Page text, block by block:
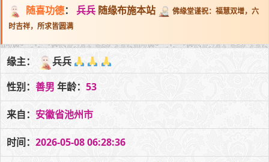
随喜功德： 兵兵 随缘布施本站
佛缘堂谨祝：福慧双增，六
时吉祥，所求皆圆满
缘主：
兵兵
性别： 善男 年龄： 53
来自： 安徽省池州市
时间： 2026-05-08 06:28:36